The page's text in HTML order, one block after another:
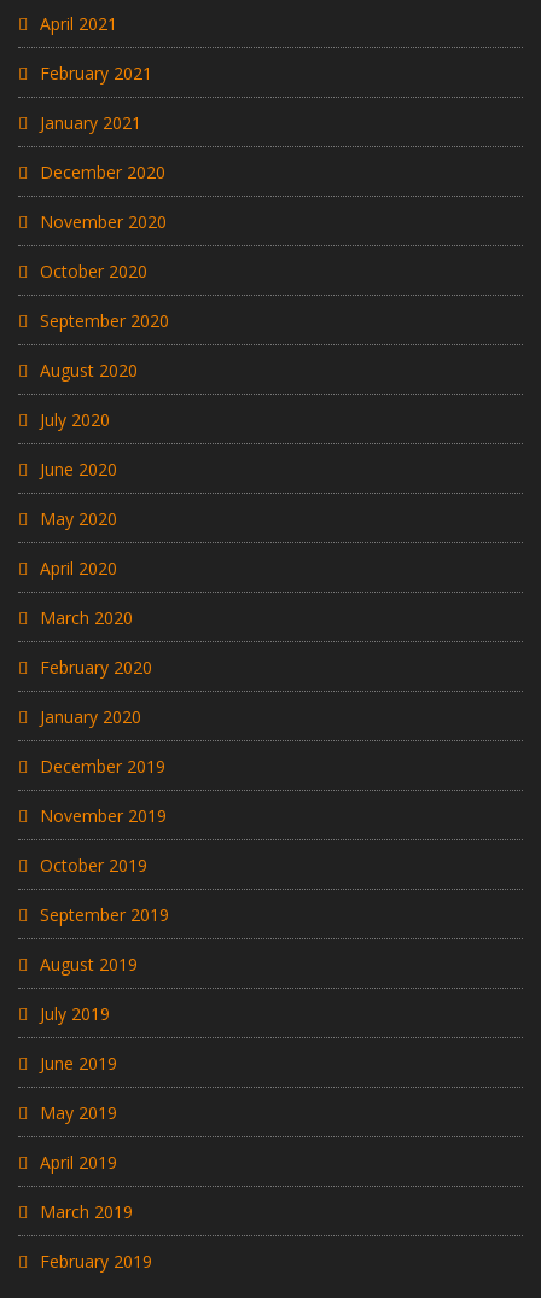
April 2021
February 2021
January 2021
December 2020
November 2020
October 2020
September 2020
August 2020
July 2020
June 2020
May 2020
April 2020
March 2020
February 2020
January 2020
December 2019
November 2019
October 2019
September 2019
August 2019
July 2019
June 2019
May 2019
April 2019
March 2019
February 2019